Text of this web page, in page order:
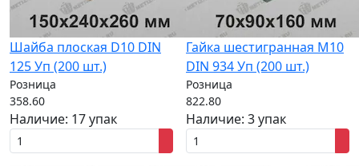
Шайба плоская D10 DIN
125 Уп (200 шт.)
Розница
358.60
Наличие: 17 упак
Гайка шестигранная M10
DIN 934 Уп (200 шт.)
Розница
822.80
Наличие: 3 упак